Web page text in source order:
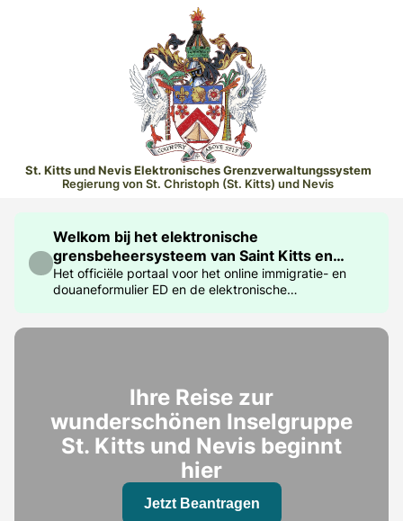
St. Kitts und Nevis Elektronisches Grenzverwaltungssystem
Regierung von St. Christoph (St. Kitts) und Nevis
Welkom bij het elektronische
grensbeheersysteem van Saint Kitts en
Nevis
Het officiële portaal voor het online immigratie- en
douaneformulier ED en de elektronische
Ihre Reise zur
wunderschönen Inselgruppe
St. Kitts und Nevis beginnt
hier
Jetzt Beantragen